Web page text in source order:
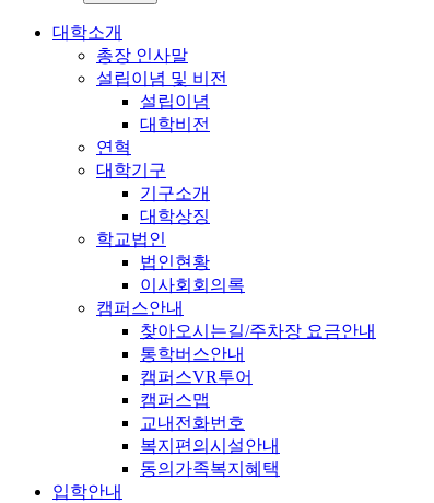
대학소개
총장 인사말
설립이념 및 비전
설립이념
대학비전
연혁
대학기구
기구소개
대학상징
학교법인
법인현황
이사회회의록
캠퍼스안내
찾아오시는길/주차장 요금안내
통학버스안내
캠퍼스VR투어
캠퍼스맵
교내전화번호
복지편의시설안내
동의가족복지혜택
입학안내